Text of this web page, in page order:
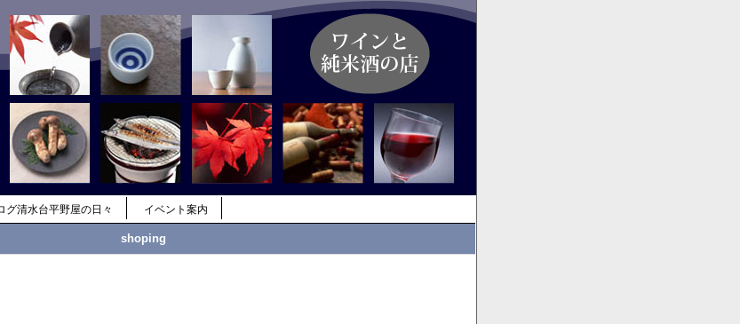
グ清水台平野屋の日々 イベント案内
shoping